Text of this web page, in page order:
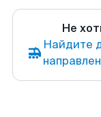
Не
Найдите